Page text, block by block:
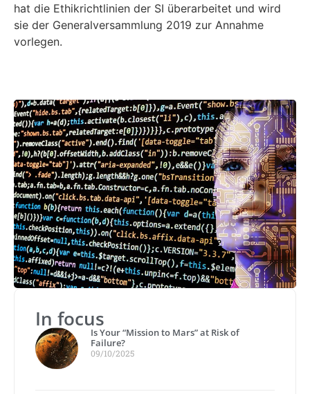
hat die Ethikrichtlinien der SI überarbeitet und wird
sie der Generalversammlung 2019 zur Annahme
vorlegen.
In focus
Is Your “Mission to Mars” at Risk of
Failure?
09/10/2025